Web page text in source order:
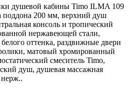
душевой кабины Timo ILMA 109
поддона 200 мм, верхний душ
консоль и тропический
нержавеющей стали,
оттенка, раздвижные двери
матовый хромированный
смеситель Timo,
душ, душевая массажная
нерж..